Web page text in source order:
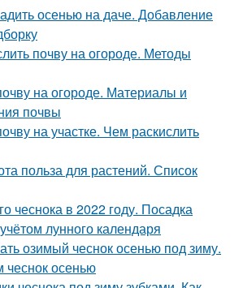
осенью на даче. Добавление
почву на огороде. Методы
на огороде. Материалы и
почвы
на участке. Чем раскислить
польза для растений. Список
чеснока в 2022 году. Посадка
лунного календаря
озимый чеснок осенью под зиму.
осенью